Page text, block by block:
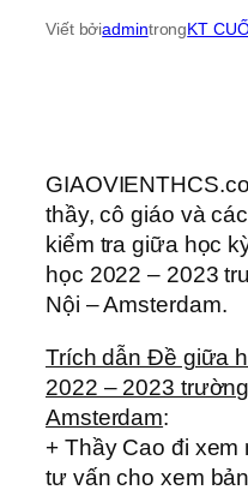
Viết bởiadmintrongKT
thầy, cô giáo và
kiểm tra giữa học
học 2022 – 2023
Nội – Amsterdam.
Trích dẫn Đề giữa
2022 – 2023
Amsterdam:
+ Thầy Cao đi
tư vấn cho xem